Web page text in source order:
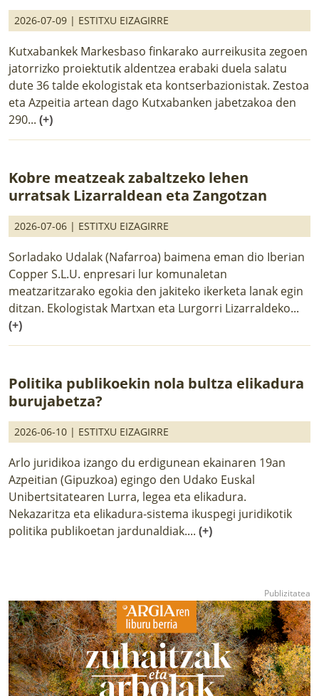
2026-07-09 | ESTITXU EIZAGIRRE
Kutxabankek Markesbaso finkarako aurreikusita zegoen
jatorrizko proiektutik aldentzea erabaki duela salatu
dute 36 talde ekologistak eta kontserbazionistak. Zestoa
eta Azpeitia artean dago Kutxabanken jabetzakoa den
290... (+)
Kobre meatzeak zabaltzeko lehen
urratsak Lizarraldean eta Zangotzan
2026-07-06 | ESTITXU EIZAGIRRE
Sorladako Udalak (Nafarroa) baimena eman dio Iberian
Copper S.L.U. enpresari lur komunaletan
meatzaritzarako egokia den jakiteko ikerketa lanak egin
ditzan. Ekologistak Martxan eta Lurgorri Lizarraldeko...
(+)
Politika publikoekin nola bultza elikadura
burujabetza?
2026-06-10 | ESTITXU EIZAGIRRE
Arlo juridikoa izango du erdigunean ekainaren 19an
Azpeitian (Gipuzkoa) egingo den Udako Euskal
Unibertsitatearen Lurra, legea eta elikadura.
Nekazaritza eta elikadura-sistema ikuspegi juridikotik
politika publikoetan jardunaldiak.... (+)